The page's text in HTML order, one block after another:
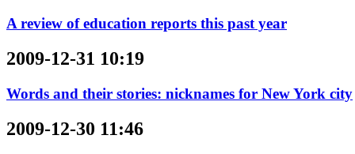
A review of education reports this past year
2009-12-31 10:19
Words and their stories: nicknames for New York city
2009-12-30 11:46